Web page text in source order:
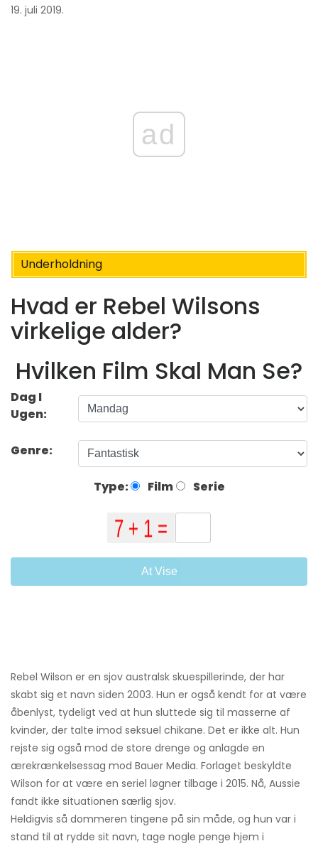
19. juli 2019.
ad
Underholdning
Hvad er Rebel Wilsons
virkelige alder?
Hvilken Film Skal Man Se?
Dag I
Ugen:
Genre:
Type: Film Serie
At Vise
Rebel Wilson er en sjov australsk skuespillerinde, der har
skabt sig et navn siden 2003. Hun er også kendt for at være
åbenlyst, tydeligt ved at hun sluttede sig til masserne af
kvinder, der talte imod seksuel chikane. Det er ikke alt. Hun
rejste sig også mod de store drenge og anlagde en
ærekrænkelsessag mod Bauer Media. Forlaget beskyldte
Wilson for at være en seriel løgner tilbage i 2015. Nå, Aussie
fandt ikke situationen særlig sjov.
Heldigvis så dommeren tingene på sin måde, og hun var i
stand til at rydde sit navn, tage nogle penge hjem i